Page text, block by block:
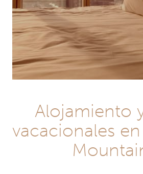
Alojamiento
vacacionales